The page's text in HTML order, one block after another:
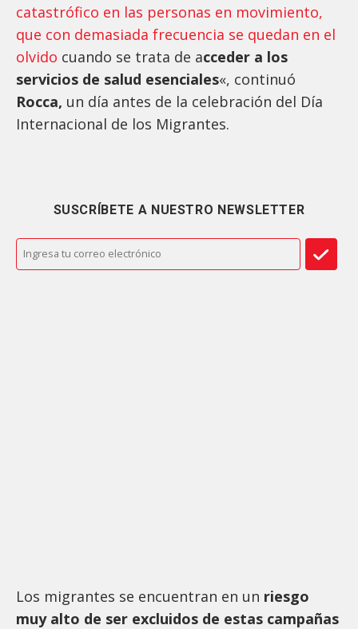
catastrófico en las personas en movimiento,
que con demasiada frecuencia se quedan en el
olvido cuando se trata de acceder a los
servicios de salud esenciales«, continuó
Rocca, un día antes de la celebración del Día
Internacional de los Migrantes.
SUSCRÍBETE A NUESTRO NEWSLETTER
Los migrantes se encuentran en un riesgo
muy alto de ser excluidos de estas campañas